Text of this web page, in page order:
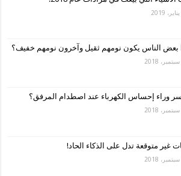
بعض الناس يكون نومهم ثقيل وآخرون نومهم خفيف؟
وراء إحساس الكهرباء عند اصطدام المرفق؟
غير متوقعة تدل على الذكاء الحاد!